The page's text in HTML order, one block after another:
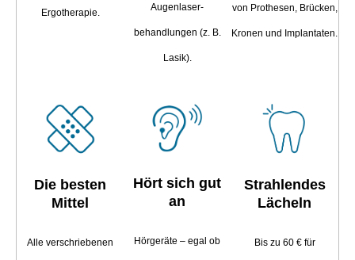
Ergotherapie.
Augenlaser-
behandlungen (z. B.
Lasik).
von Prothesen, Brücken,
Kronen und Implantaten.
Die besten
Mittel
Alle verschriebenen
Hört sich gut
an
Hörgeräte – egal ob
Strahlendes
Lächeln
Bis zu 60 € für